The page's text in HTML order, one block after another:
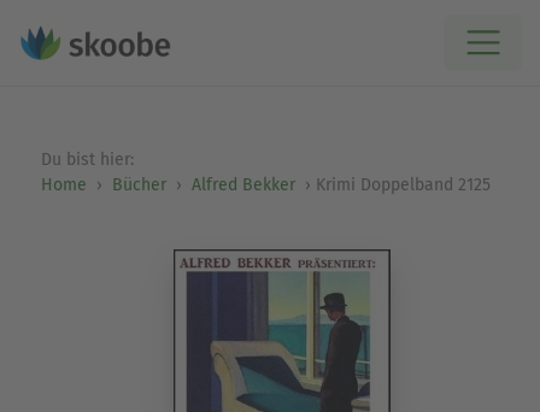
Du bist hier:
Home
Bücher Alfred Bekker Krimi Doppelband 2125